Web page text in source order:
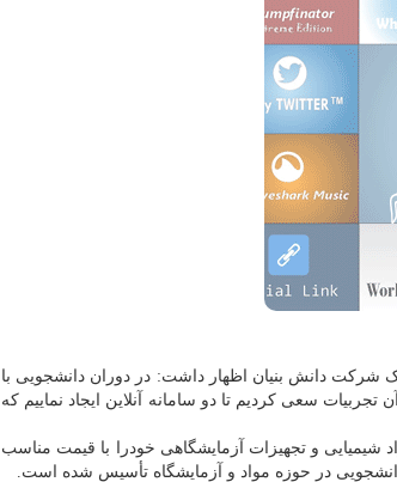
شرکت دانش بنیان اظهار داشت: در دوران دانشجویی با
سعی کردیم تا دو سامانه آنلاین ایجاد نماییم که
شیمیایی و تجهیزات آزمایشگاهی خودرا با قیمت مناسب
دانشجویی در حوزه مواد و آزمایشگاه تأسیس شده است.